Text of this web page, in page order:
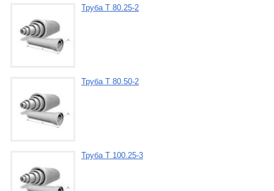
Труба Т 80.25-2
Труба Т 80.50-2
Труба Т 100.25-3